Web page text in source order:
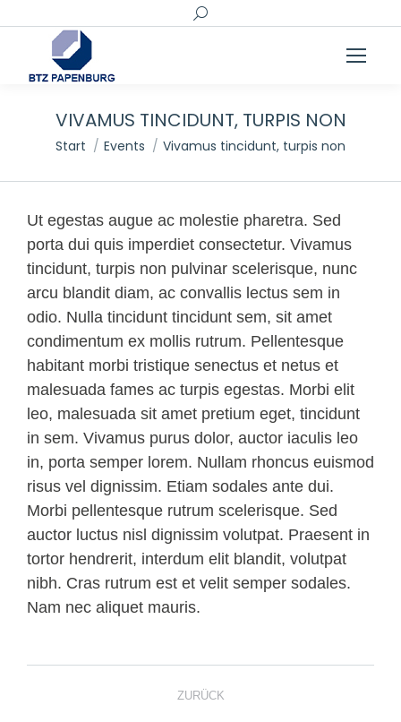
Search:
VIVAMUS TINCIDUNT, TURPIS NON
Sie befinden sich hier:
Start Events Vivamus tincidunt, turpis non
Ut egestas augue ac molestie pharetra. Sed
porta dui quis imperdiet consectetur. Vivamus
tincidunt, turpis non pulvinar scelerisque, nunc
arcu blandit diam, ac convallis lectus sem in
odio. Nulla tincidunt tincidunt sem, sit amet
condimentum ex mollis rutrum. Pellentesque
habitant morbi tristique senectus et netus et
malesuada fames ac turpis egestas. Morbi elit
leo, malesuada sit amet pretium eget, tincidunt
in sem. Vivamus purus dolor, auctor iaculis leo
in, porta semper lorem. Nullam rhoncus euismod
risus vel dignissim. Etiam sodales ante dui.
Morbi pellentesque rutrum scelerisque. Sed
auctor luctus nisl dignissim volutpat. Praesent in
tortor hendrerit, interdum elit blandit, volutpat
nibh. Cras rutrum est et velit semper sodales.
Nam nec aliquet mauris.
ZURÜCK